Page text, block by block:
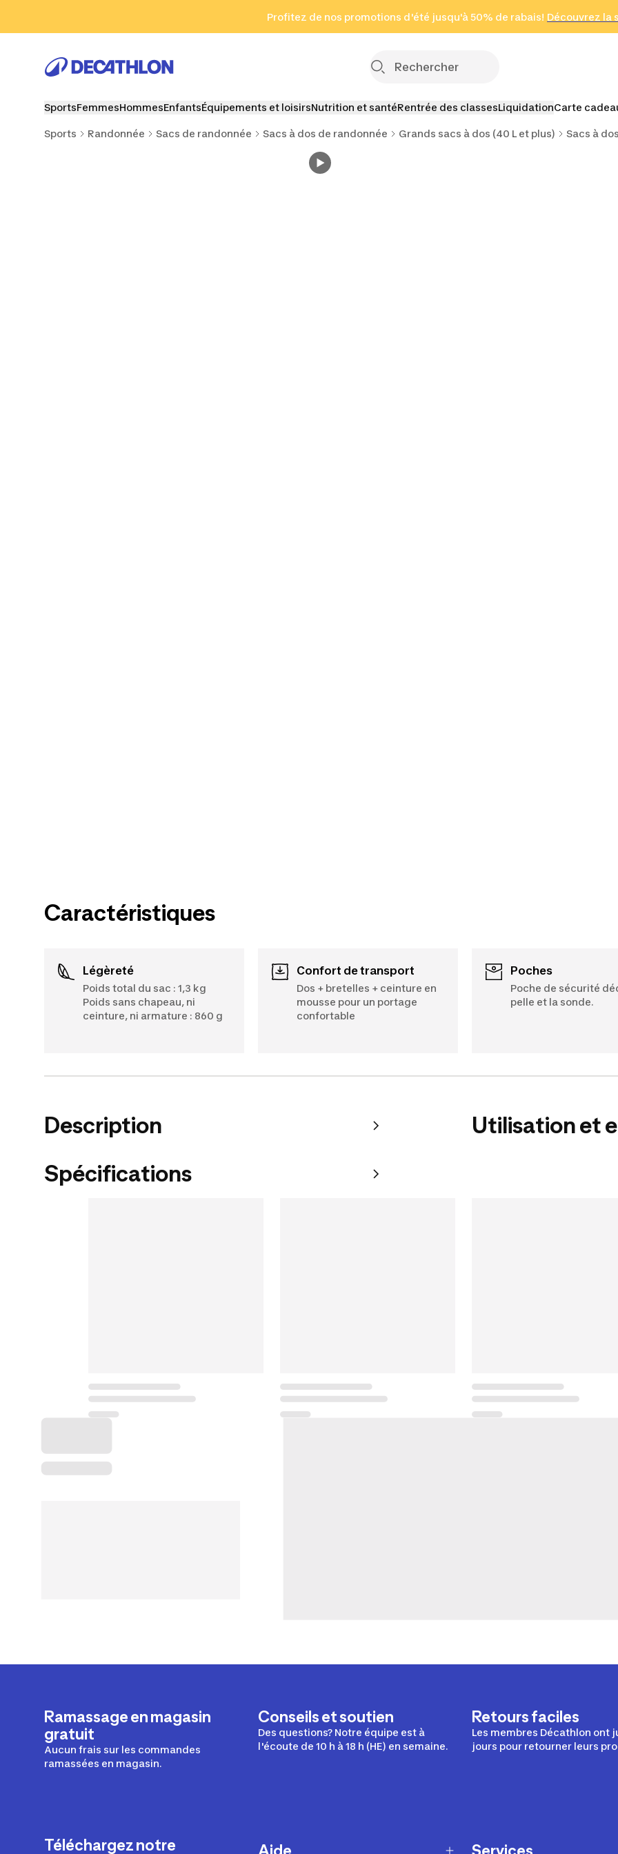
Aller au pied de page
Profitez de nos promotions d'été jusqu'à 50% de rabais! Découvrez la
Cliquez ici
en seulement 2
(Zones sélectionnées)
SportsFemmesHommesEnfantsÉquipements et loisirsNutrition et santéRentrée des classesLiquidationCarte
Sports Randonnée Sacs de randonnée Sacs à dos de randonnée Grands sacs à dos (40 L et plus) Sacs à
Caractéristiques
Légèreté
Poids total du sac : 1,3 kg
Poids sans chapeau, ni
ceinture, ni armature : 860 g
Confort de transport
Dos + bretelles + ceinture en
mousse pour un portage
confortable
Poches
Poche de sécurité
pelle et la sonde.
Description
Spécifications
Utilisation et
Ramassage en magasin
gratuit
Aucun frais sur les commandes
ramassées en magasin.
Conseils et soutien
Des questions? Notre équipe est à
l'écoute de 10 h à 18 h (HE) en semaine.
Retours faciles
Les membres Décathlon ont
jours pour retourner leurs
Téléchargez notre
Aide Services